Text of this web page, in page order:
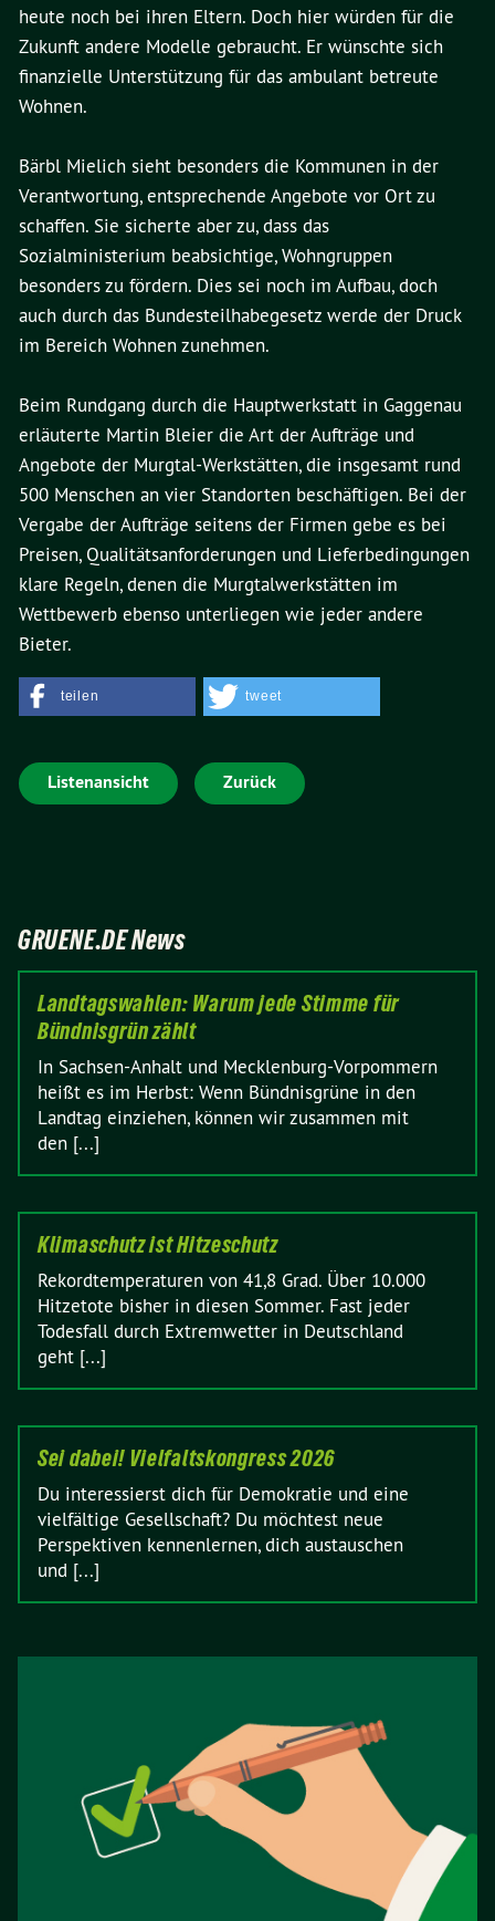
heute noch bei ihren Eltern. Doch hier würden für die
Zukunft andere Modelle gebraucht. Er wünschte sich
finanzielle Unterstützung für das ambulant betreute
Wohnen.
Bärbl Mielich sieht besonders die Kommunen in der
Verantwortung, entsprechende Angebote vor Ort zu
schaffen. Sie sicherte aber zu, dass das
Sozialministerium beabsichtige, Wohngruppen
besonders zu fördern. Dies sei noch im Aufbau, doch
auch durch das Bundesteilhabegesetz werde der Druck
im Bereich Wohnen zunehmen.
Beim Rundgang durch die Hauptwerkstatt in Gaggenau
erläuterte Martin Bleier die Art der Aufträge und
Angebote der Murgtal-Werkstätten, die insgesamt rund
500 Menschen an vier Standorten beschäftigen. Bei der
Vergabe der Aufträge seitens der Firmen gebe es bei
Preisen, Qualitätsanforderungen und Lieferbedingungen
klare Regeln, denen die Murgtalwerkstätten im
Wettbewerb ebenso unterliegen wie jeder andere
Bieter.
teilen tweet
Listenansicht Zurück
GRUENE.DE News
Landtagswahlen: Warum jede Stimme für
Bündnisgrün zählt
In Sachsen-Anhalt und Mecklenburg-Vorpommern
heißt es im Herbst: Wenn Bündnisgrüne in den
Landtag einziehen, können wir zusammen mit
den [...]
Klimaschutz ist Hitzeschutz
Rekordtemperaturen von 41,8 Grad. Über 10.000
Hitzetote bisher in diesen Sommer. Fast jeder
Todesfall durch Extremwetter in Deutschland
geht [...]
Sei dabei! Vielfaltskongress 2026
Du interessierst dich für Demokratie und eine
vielfältige Gesellschaft? Du möchtest neue
Perspektiven kennenlernen, dich austauschen
und [...]